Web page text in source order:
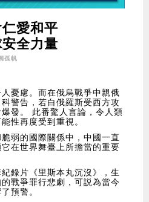
愛和平
全力量
孤帆
憂慮。而在俄烏戰爭中親俄
警告，若白俄羅斯受西方攻
發。 此番驚人言論，令人類
性再度受到重視。
弱的國際關係中，中國一直
在世界舞臺上所擔當的重要
錄片《里斯本丸沉沒》，生
戰爭罪行悲劇，可説為當今
預警。